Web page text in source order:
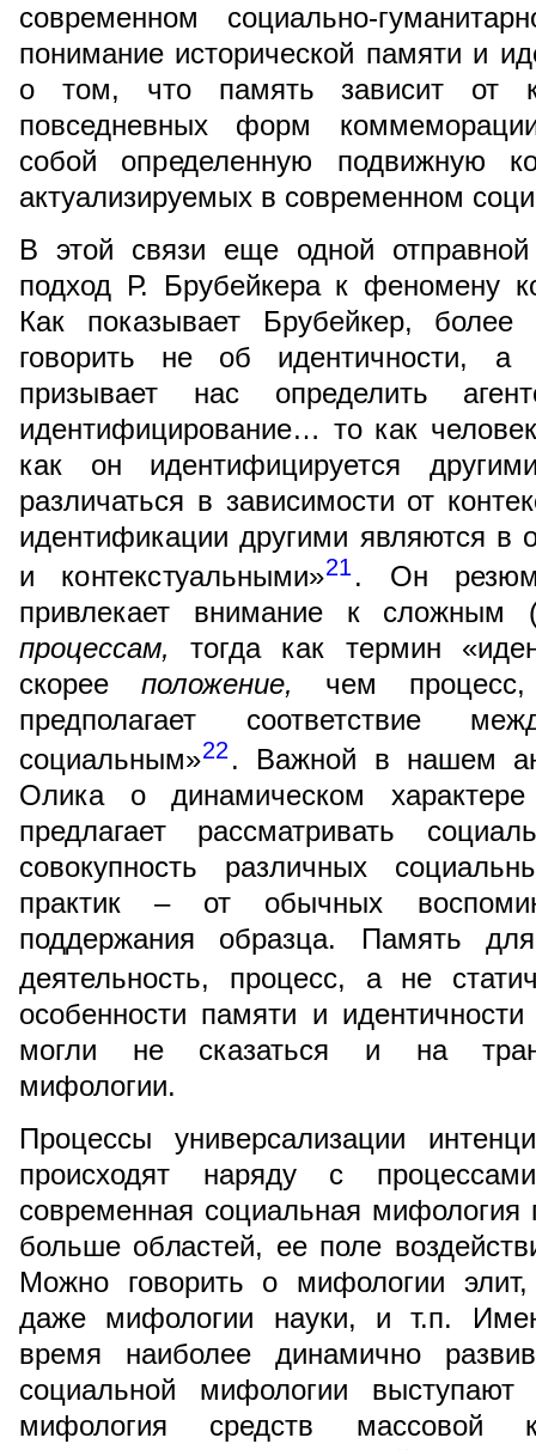
современном социально-
понимание исторической памяти и
о том, что память зависит от
повседневных форм
собой определенную подвижную
актуализируемых в современном
В этой связи еще одной
подход Р. Брубейкера к феномену
Как показывает Брубейкер, более
говорить не об идентичности, а
призывает нас определить
идентифицирование… то как
как он идентифицируется
различаться в зависимости от
идентификации другими являются в
и контекстуальными»21 . Он
привлекает внимание к сложным
процессам,
тогда как термин
скорее положение,
чем процесс,
предполагает соответствие
социальным»22 . Важной в нашем
Олика о динамическом
предлагает рассматривать
совокупность различных
практик – от обычных
поддержания образца. Память
деятельность, процесс, а не
особенности памяти и
могли не сказаться и на
мифологии.
Процессы универсализации
происходят наряду с
современная социальная мифология
больше областей, ее поле
Можно говорить о мифологии элит,
даже мифологии науки, и т.п.
время наиболее динамично
социальной мифологии выступают
мифология средств массовой